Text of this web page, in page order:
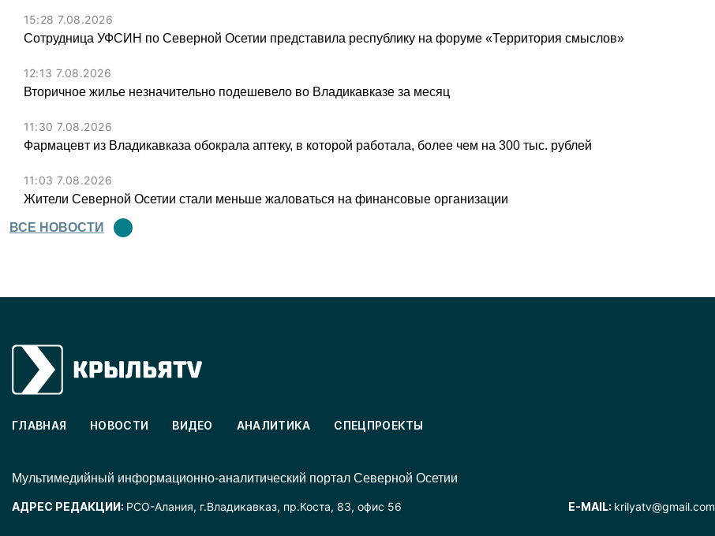
15:28 7.08.2026
Сотрудница УФСИН по Северной Осетии представила республику на форуме «Территория смыслов»
12:13 7.08.2026
Вторичное жилье незначительно подешевело во Владикавказе за месяц
11:30 7.08.2026
Фармацевт из Владикавказа обокрала аптеку, в которой работала, более чем на 300 тыс. рублей
11:03 7.08.2026
Жители Северной Осетии стали меньше жаловаться на финансовые организации
ВСЕ НОВОСТИ
ГЛАВНАЯ НОВОСТИ ВИДЕО АНАЛИТИКА СПЕЦПРОЕКТЫ
Mультимедийный информационно-аналитический портал Северной Осетии
АДРЕС РЕДАКЦИИ: РСО-Алания, г.Владикавказ, пр.Коста, 83, офис 56 E-MAIL: krilyatv@gmail.com